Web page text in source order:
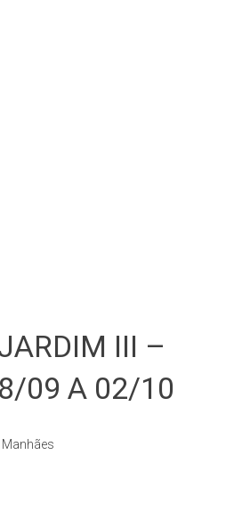
III –
09 A 02/10